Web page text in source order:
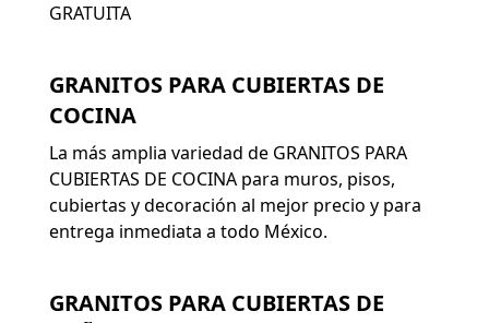
GRATUITA
GRANITOS PARA CUBIERTAS DE
COCINA
La más amplia variedad de GRANITOS PARA
CUBIERTAS DE COCINA para muros, pisos,
cubiertas y decoración al mejor precio y para
entrega inmediata a todo México.
GRANITOS PARA CUBIERTAS DE